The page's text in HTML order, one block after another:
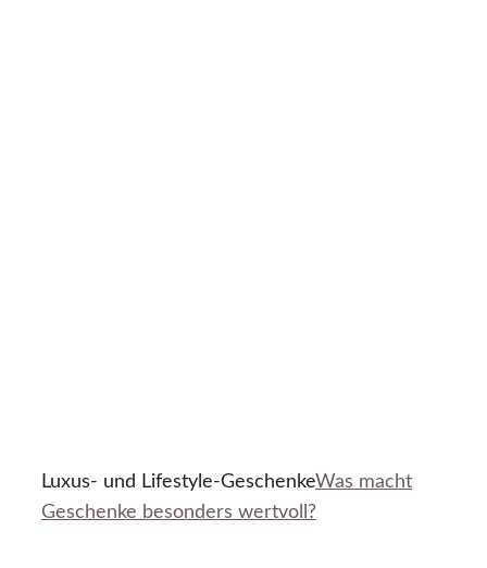
Luxus- und Lifestyle-GeschenkeWas macht
Geschenke besonders wertvoll?